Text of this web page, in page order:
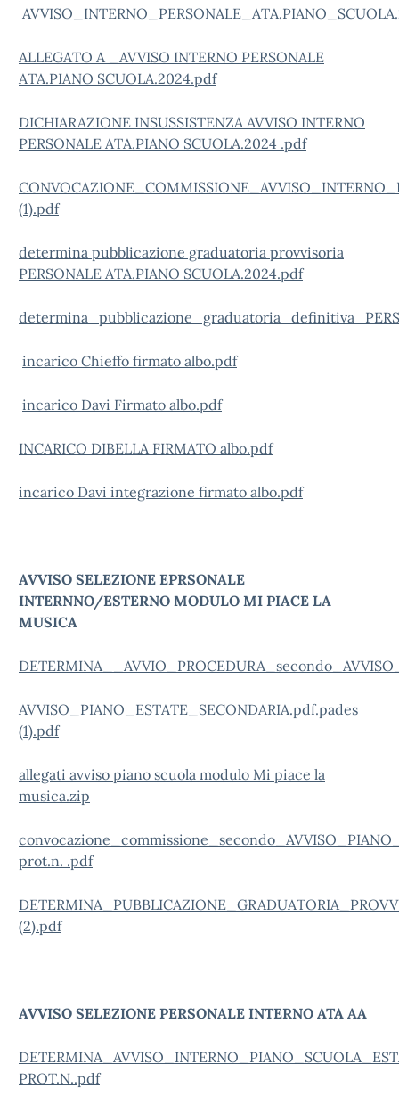
ALLEGATO A _AVVISO INTERNO PERSONALE
ATA.PIANO SCUOLA.2024.pdf
DICHIARAZIONE INSUSSISTENZA AVVISO INTERNO
PERSONALE ATA.PIANO SCUOLA.2024 .pdf
(1).pdf
determina pubblicazione graduatoria provvisoria
PERSONALE ATA.PIANO SCUOLA.2024.pdf
incarico Chieffo firmato albo.pdf
incarico Davi Firmato albo.pdf
INCARICO DIBELLA FIRMATO albo.pdf
incarico Davi integrazione firmato albo.pdf
AVVISO SELEZIONE EPRSONALE
INTERNNO/ESTERNO MODULO MI PIACE LA
MUSICA
AVVISO_PIANO_ESTATE_SECONDARIA.pdf.pades
(1).pdf
allegati avviso piano scuola modulo Mi piace la
musica.zip
prot.n. .pdf
(2).pdf
AVVISO SELEZIONE PERSONALE INTERNO ATA AA
PROT.N..pdf